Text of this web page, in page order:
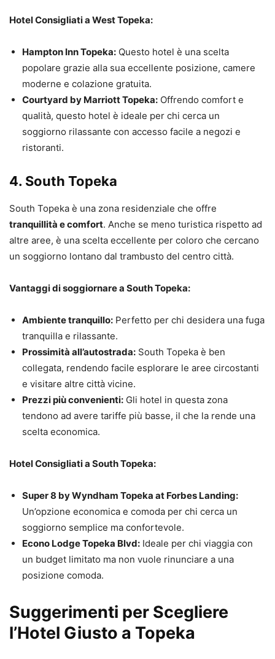
Hotel Consigliati a West Topeka:
Hampton Inn Topeka: Questo hotel è una scelta
popolare grazie alla sua eccellente posizione, camere
moderne e colazione gratuita.
Courtyard by Marriott Topeka: Offrendo comfort e
qualità, questo hotel è ideale per chi cerca un
soggiorno rilassante con accesso facile a negozi e
ristoranti.
4. South Topeka
South Topeka è una zona residenziale che offre
tranquillità e comfort. Anche se meno turistica rispetto ad
altre aree, è una scelta eccellente per coloro che cercano
un soggiorno lontano dal trambusto del centro città.
Vantaggi di soggiornare a South Topeka:
Ambiente tranquillo: Perfetto per chi desidera una fuga
tranquilla e rilassante.
Prossimità all’autostrada: South Topeka è ben
collegata, rendendo facile esplorare le aree circostanti
e visitare altre città vicine.
Prezzi più convenienti: Gli hotel in questa zona
tendono ad avere tariffe più basse, il che la rende una
scelta economica.
Hotel Consigliati a South Topeka:
Super 8 by Wyndham Topeka at Forbes Landing:
Un’opzione economica e comoda per chi cerca un
soggiorno semplice ma confortevole.
Econo Lodge Topeka Blvd: Ideale per chi viaggia con
un budget limitato ma non vuole rinunciare a una
posizione comoda.
Suggerimenti per Scegliere
l’Hotel Giusto a Topeka